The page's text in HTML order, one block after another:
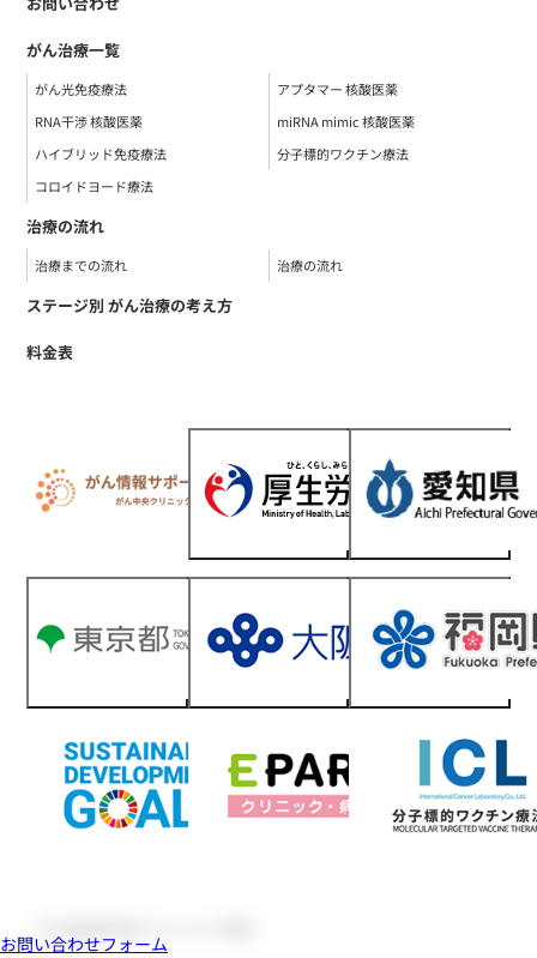
お問い合わせフォーム
がん治療一覧
がん光免疫療法
アプタマー 核酸医薬
RNA干渉 核酸医薬
miRNA mimic 核酸医薬
ハイブリッド免疫療法
分子標的ワクチン療法
コロイドヨード療法
治療の流れ
治療までの流れ 治療の流れ
ステージ別 がん治療の考え方
料金表